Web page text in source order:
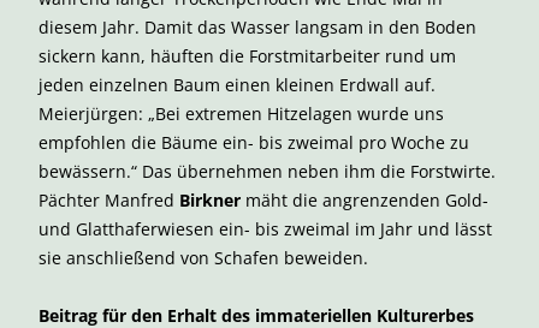
diesem Jahr. Damit das Wasser langsam in den Boden
sickern kann, häuften die Forstmitarbeiter rund um
jeden einzelnen Baum einen kleinen Erdwall auf.
Meierjürgen: „Bei extremen Hitzelagen wurde uns
empfohlen die Bäume ein- bis zweimal pro Woche zu
bewässern.“ Das übernehmen neben ihm die Forstwirte.
Pächter Manfred Birkner mäht die angrenzenden Gold-
und Glatthaferwiesen ein- bis zweimal im Jahr und lässt
sie anschließend von Schafen beweiden.
Beitrag für den Erhalt des immateriellen Kulturerbes